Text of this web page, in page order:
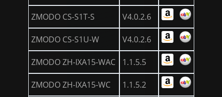
ZMODO CS-S1T-S V4.0.2.6
ZMODO CS-S1U-W V4.0.2.6
ZMODO ZH-IXA15-WAC 1.1.5.5
ZMODO ZH-IXA15-WC 1.1.5.2